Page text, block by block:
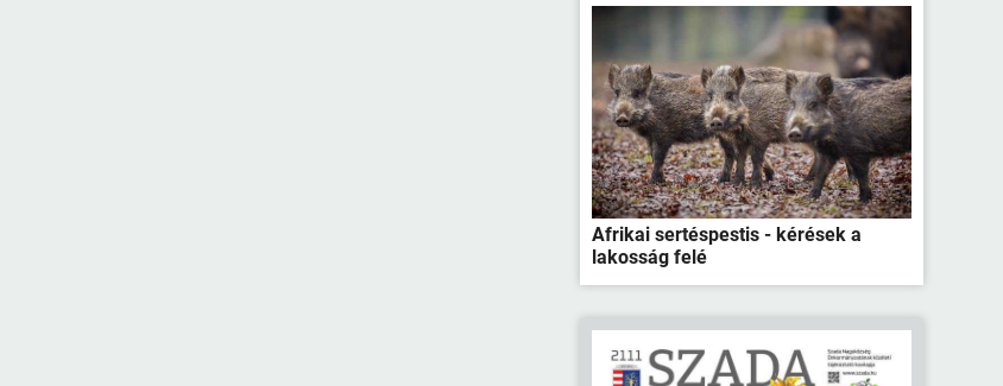
Afrikai sertéspestis - kérések a
lakosság felé